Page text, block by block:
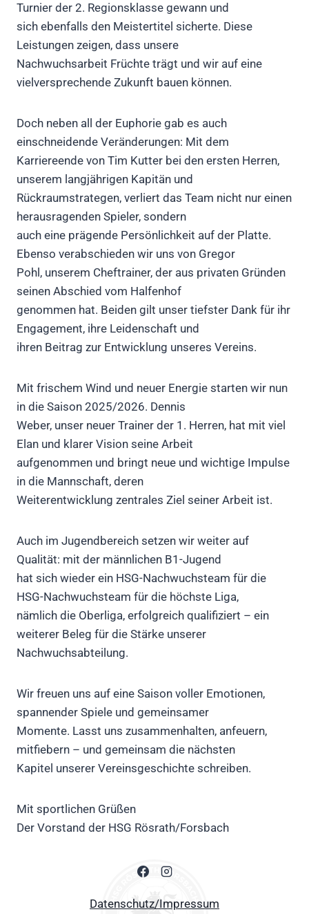
Turnier der 2. Regionsklasse gewann und
sich ebenfalls den Meistertitel sicherte. Diese
Leistungen zeigen, dass unsere
Nachwuchsarbeit Früchte trägt und wir auf eine
vielversprechende Zukunft bauen können.
Doch neben all der Euphorie gab es auch
einschneidende Veränderungen: Mit dem
Karriereende von Tim Kutter bei den ersten Herren,
unserem langjährigen Kapitän und
Rückraumstrategen, verliert das Team nicht nur einen
herausragenden Spieler, sondern
auch eine prägende Persönlichkeit auf der Platte.
Ebenso verabschieden wir uns von Gregor
Pohl, unserem Cheftrainer, der aus privaten Gründen
seinen Abschied vom Halfenhof
genommen hat. Beiden gilt unser tiefster Dank für ihr
Engagement, ihre Leidenschaft und
ihren Beitrag zur Entwicklung unseres Vereins.
Mit frischem Wind und neuer Energie starten wir nun
in die Saison 2025/2026. Dennis
Weber, unser neuer Trainer der 1. Herren, hat mit viel
Elan und klarer Vision seine Arbeit
aufgenommen und bringt neue und wichtige Impulse
in die Mannschaft, deren
Weiterentwicklung zentrales Ziel seiner Arbeit ist.
Auch im Jugendbereich setzen wir weiter auf
Qualität: mit der männlichen B1-Jugend
hat sich wieder ein HSG-Nachwuchsteam für die
HSG-Nachwuchsteam für die höchste Liga,
nämlich die Oberliga, erfolgreich qualifiziert – ein
weiterer Beleg für die Stärke unserer
Nachwuchsabteilung.
Wir freuen uns auf eine Saison voller Emotionen,
spannender Spiele und gemeinsamer
Momente. Lasst uns zusammenhalten, anfeuern,
mitfiebern – und gemeinsam die nächsten
Kapitel unserer Vereinsgeschichte schreiben.
Mit sportlichen Grüßen
Der Vorstand der HSG Rösrath/Forsbach
Datenschutz/Impressum